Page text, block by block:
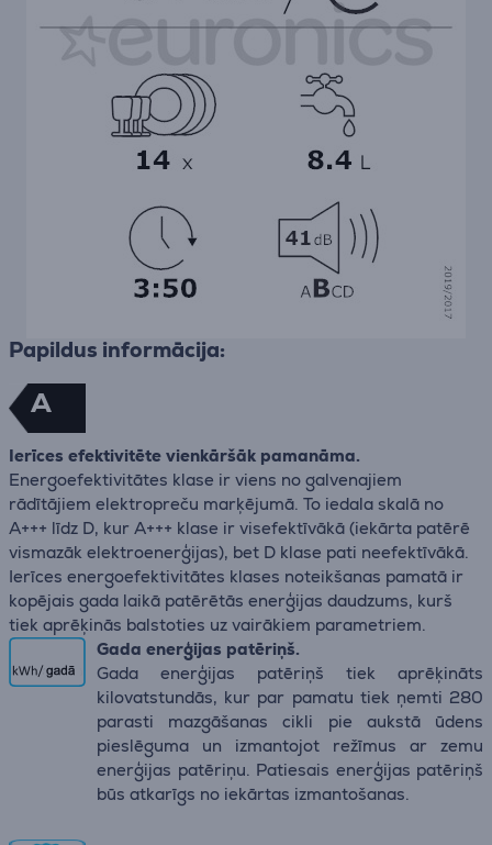
Papildus informācija:
A
Ierīces efektivitēte vienkāršāk pamanāma.
Energoefektivitātes klase ir viens no galvenajiem
rādītājiem elektropreču marķējumā. To iedala skalā no
A+++ līdz D, kur A+++ klase ir visefektīvākā (iekārta patērē
vismazāk elektroenerģijas), bet D klase pati neefektīvākā.
Ierīces energoefektivitātes klases noteikšanas pamatā ir
kopējais gada laikā patērētās enerģijas daudzums, kurš
tiek aprēķinās balstoties uz vairākiem parametriem.
Gada enerģijas patēriņš.
Gada enerģijas patēriņš tiek aprēķināts
kilovatstundās, kur par pamatu tiek ņemti 280
parasti mazgāšanas cikli pie aukstā ūdens
pieslēguma un izmantojot režīmus ar zemu
enerģijas patēriņu. Patiesais enerģijas patēriņš
būs atkarīgs no iekārtas izmantošanas.